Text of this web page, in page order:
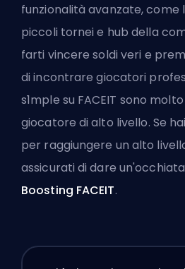
funzionalità avanzate, come
piccoli tornei e hub della
farti vincere soldi veri e
di incontrare giocatori
s1mple su FACEIT sono
giocatore di alto livello. Se
per raggiungere un alto
assicurati di dare
Boosting FACEIT.